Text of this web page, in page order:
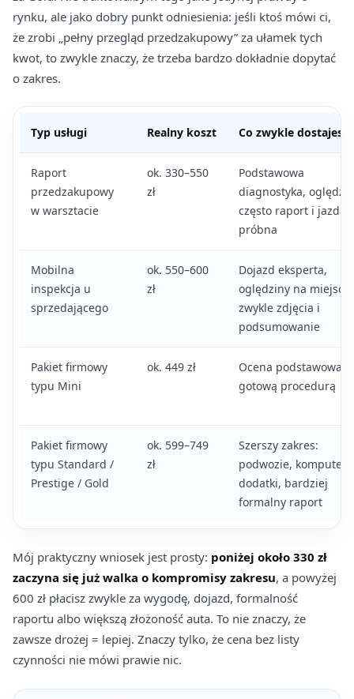
rynku, ale jako dobry punkt odniesienia: jeśli ktoś mówi ci,
że zrobi „pełny przegląd przedzakupowy” za ułamek tych
kwot, to zwykle znaczy, że trzeba bardzo dokładnie dopytać
o zakres.
Typ usługi Realny koszt Co zwykle dostajesz
Raport
przedzakupowy
w warsztacie
ok. 330–550
zł
Podstawowa
diagnostyka,
często raport i jazda
próbna
Mobilna
inspekcja u
sprzedającego
ok. 550–600
zł
Dojazd eksperta,
oględziny na miejscu,
zwykle zdjęcia i
podsumowanie
Pakiet firmowy
typu Mini
ok. 449 zł
Ocena podstawowa z
gotową procedurą
Pakiet firmowy
typu Standard /
Prestige / Gold
ok. 599–749
zł
Szerszy zakres:
podwozie, komputer,
dodatki, bardziej
formalny raport
Mój praktyczny wniosek jest prosty: poniżej około 330 zł
zaczyna się już walka o kompromisy zakresu, a powyżej
600 zł płacisz zwykle za wygodę, dojazd, formalność
raportu albo większą złożoność auta. To nie znaczy, że
zawsze drożej = lepiej. Znaczy tylko, że cena bez listy
czynności nie mówi prawie nic.